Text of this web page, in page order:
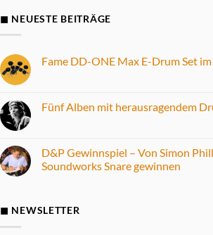
◼ NEUESTE BEITRÄGE
Fame DD-ONE Max E-Drum Set
Fame
DD-
Drum
Set
im
Fünf Alben mit herausragendem
Fünf
Alben
mit
D&P Gewinnspiel – Von Simon
Soundworks Snare gewinnen
D&P
Gewinnspiel
◼ NEWSLETTER